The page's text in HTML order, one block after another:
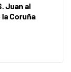
Juan al
Coruña